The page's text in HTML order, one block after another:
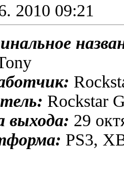
2010 09:21
Rockstar
выхода: 29
PS3,